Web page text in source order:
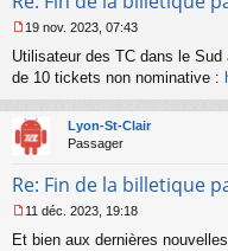
l
u
e
s
a
g
e
o
l
u
19 nov. 2023, 07:43
Utilisateur des TC dans le
de 10 tickets non nominative :
Lyon-St-Clair
Passager
Re: Fin de la billetique
e
11 déc. 2023, 19:18
Et bien aux dernières